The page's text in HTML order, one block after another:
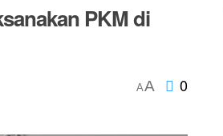
PKM di
AA 0